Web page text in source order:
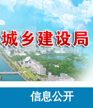
信息公开